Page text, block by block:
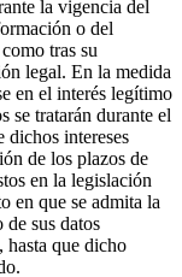
la vigencia del
o del
tras su
legal. En la medida
en el interés legítimo
se tratarán durante el
dichos intereses
de los plazos de
en la legislación
en que se admita la
sus datos
hasta que dicho